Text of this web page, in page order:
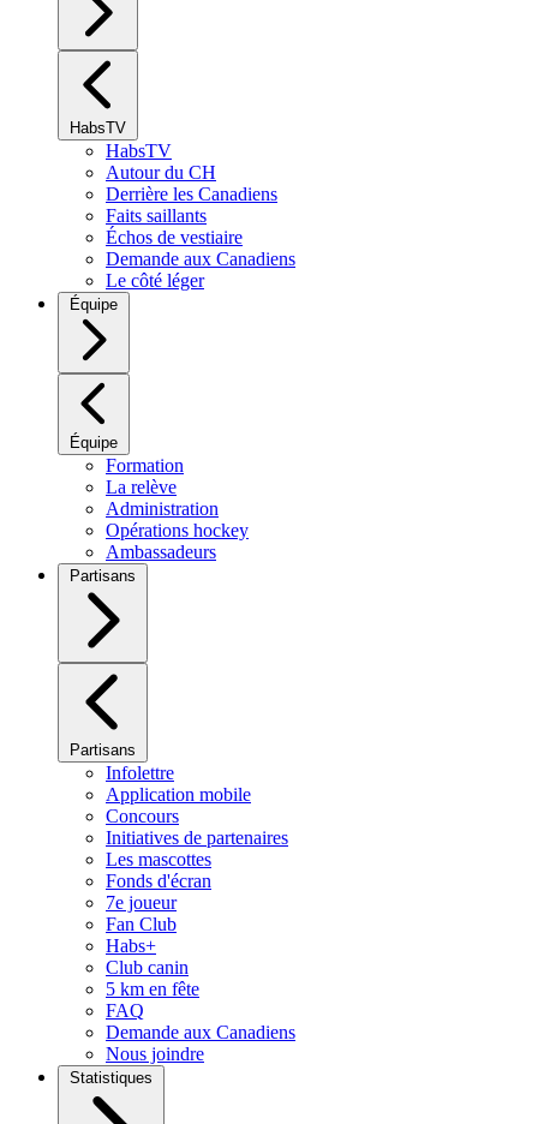
HabsTV
HabsTV
Autour du CH
Derrière les Canadiens
Faits saillants
Échos de vestiaire
Demande aux Canadiens
Le côté léger
Équipe
Équipe
Formation
La relève
Administration
Opérations hockey
Ambassadeurs
Partisans
Partisans
Infolettre
Application mobile
Concours
Initiatives de partenaires
Les mascottes
Fonds d'écran
7e joueur
Fan Club
Habs+
Club canin
5 km en fête
FAQ
Demande aux Canadiens
Nous joindre
Statistiques